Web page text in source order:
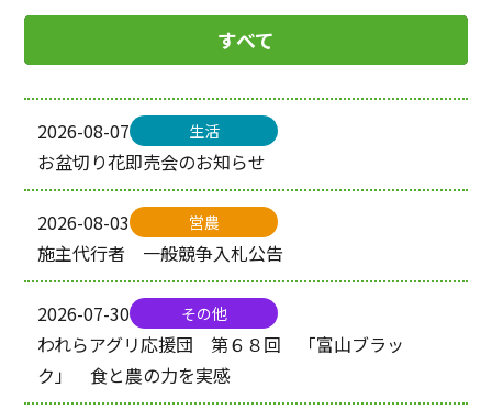
すべて
営農
JAバンク・共済
生活
2026-08-07 生活
お盆切り花即売会のお知らせ
2026-08-03 営農
施主代行者 一般競争入札公告
2026-07-30 その他
われらアグリ応援団 第６８回 「富山ブラッ
ク」 食と農の力を実感